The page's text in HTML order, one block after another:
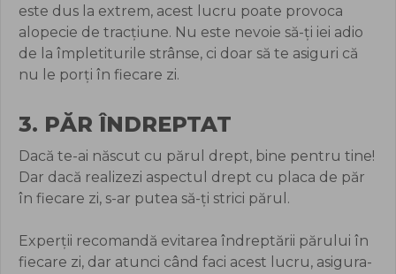
este dus la extrem, acest lucru poate provoca
alopecie de tracțiune. Nu este nevoie să-ți iei adio
de la împletiturile strânse, ci doar să te asiguri că
nu le porți în fiecare zi.
3. PĂR ÎNDREPTAT
Dacă te-ai născut cu părul drept, bine pentru tine!
Dar dacă realizezi aspectul drept cu placa de păr
în fiecare zi, s-ar putea să-ți strici părul.
Experții recomandă evitarea îndreptării părului în
fiecare zi, dar atunci când faci acest lucru, asigura-